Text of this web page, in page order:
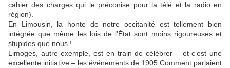
cahier des charges qui le préconise pour la télé et la radio en
région).
En Limousin, la honte de notre occitanité est tellement bien
intégrée que même les lois de l’État sont moins rigoureuses et
stupides que nous !
Limoges, autre exemple, est en train de célébrer – et c’est une
excellente initiative – les événements de 1905.Comment parlaient